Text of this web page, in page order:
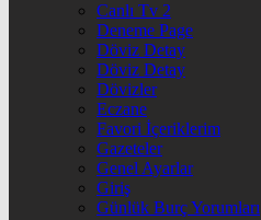
Canlı Tv 2
Deneme Page
Döviz Detay
Döviz Detay
Dövizler
Eczane
Favori İçeriklerim
Gazeteler
Genel Ayarlar
Giriş
Günlük Burç Yorumları